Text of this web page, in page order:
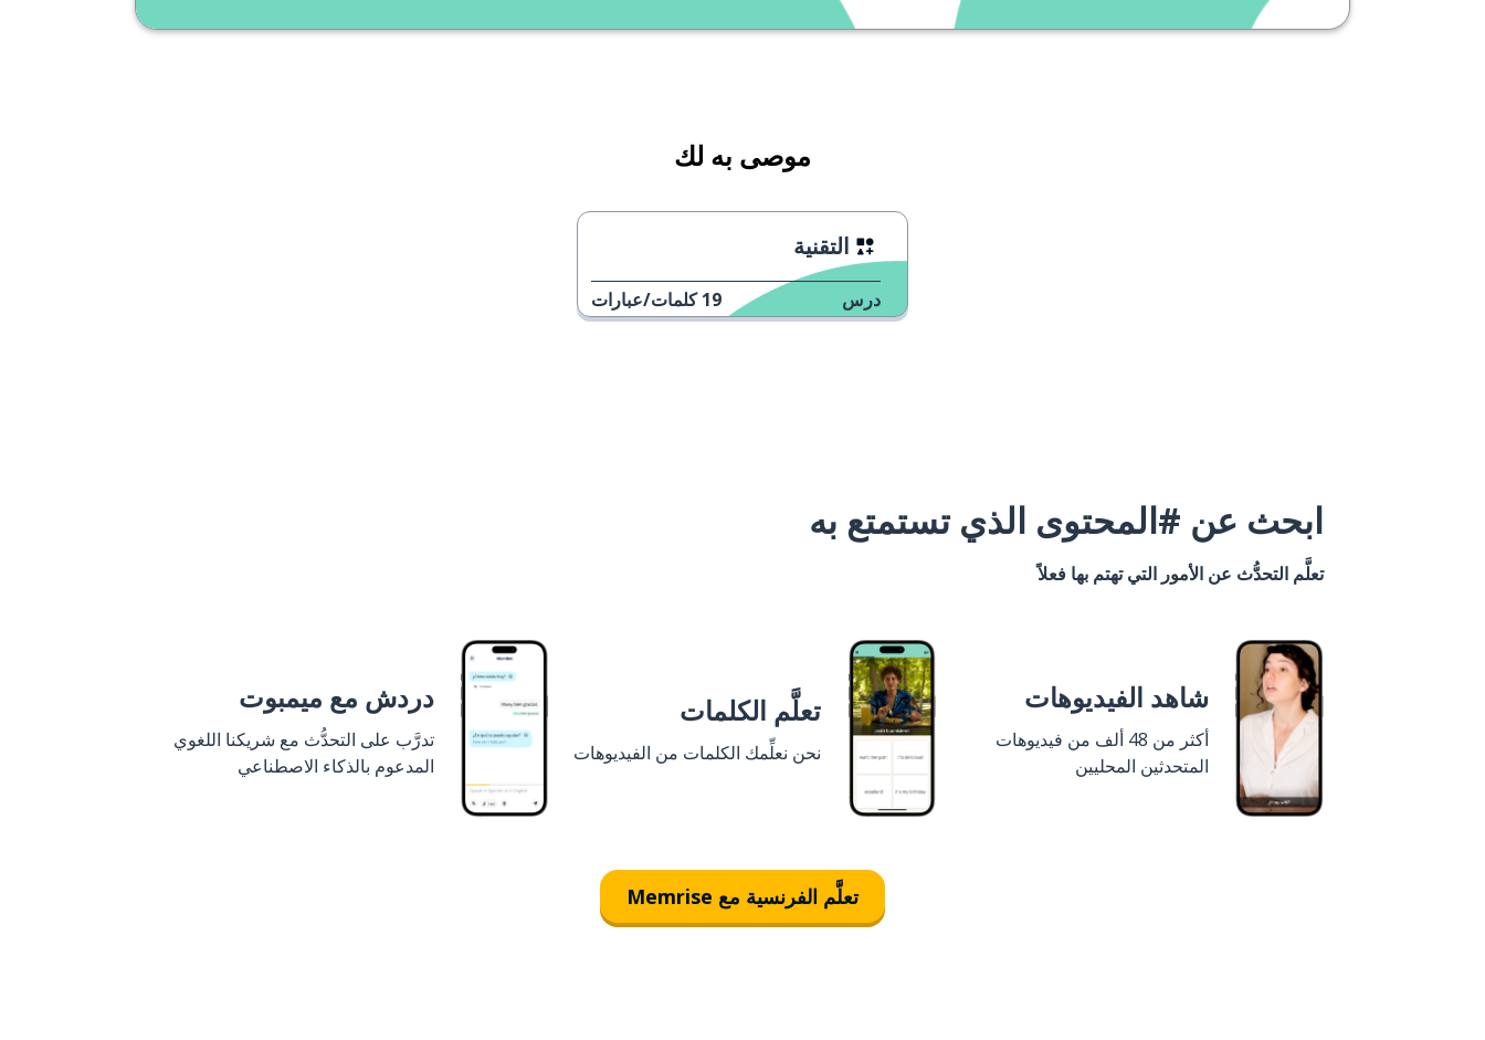
موصى به لك
التقنية
درس 19 كلمات/عبارات
ابحث عن #المحتوى الذي تستمتع به
تعلَّم التحدُّث عن الأمور التي تهتم بها فعلاً
شاهد الفيديوهات
أكثر من 48 ألف من فيديوهات
المتحدثين المحليين
تعلَّم الكلمات
نحن نعلِّمك الكلمات من الفيديوهات
دردش مع ميمبوت
تدرَّب على التحدُّث مع شريكنا اللغوي
المدعوم بالذكاء الاصطناعي
تعلَّم الفرنسية مع Memrise